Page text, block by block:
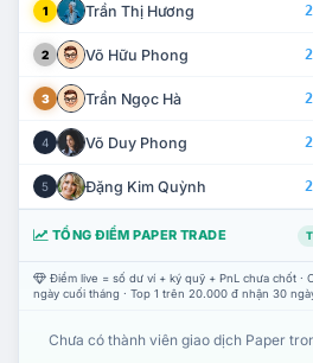
1 Trần Thị Hương
2 Võ Hữu Phong
3 Trần Ngọc Hà
4 Võ Duy Phong
5 Đặng Kim Quỳnh
TỔNG ĐIỂM PAPER TRADE
Điểm live = số dư ví + ký quỹ + PnL chưa chốt ·
ngày cuối tháng · Top 1 trên 20.000 đ nhận 30
Chưa có thành viên giao dịch Paper